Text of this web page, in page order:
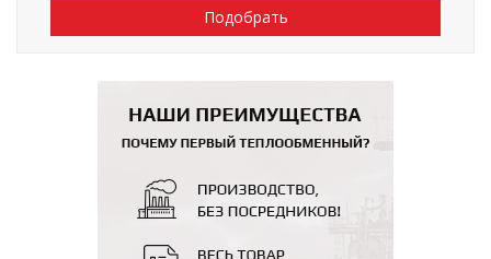
Подобрать